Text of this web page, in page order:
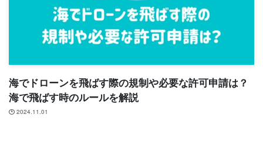
海でドローンを飛ばす際の規制や必要な許可申請は？
海で飛ばす時のルールを解説
2024.11.01